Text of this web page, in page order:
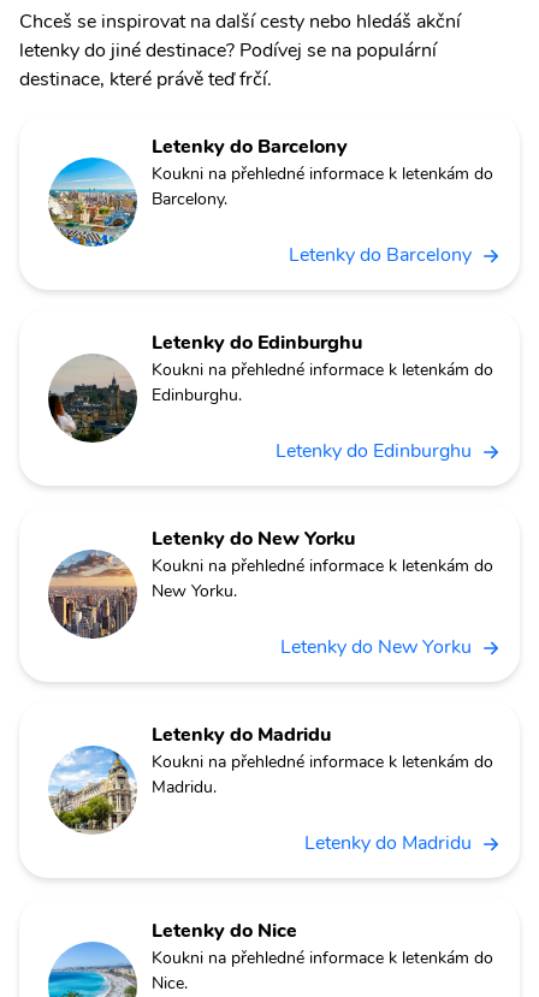
Chceš se inspirovat na další cesty nebo hledáš akční
letenky do jiné destinace? Podívej se na populární
destinace, které právě teď frčí.
Letenky do Barcelony
Koukni na přehledné informace k letenkám do
Barcelony.
Letenky do Barcelony
Letenky do Edinburghu
Koukni na přehledné informace k letenkám do
Edinburghu.
Letenky do Edinburghu
Letenky do New Yorku
Koukni na přehledné informace k letenkám do
New Yorku.
Letenky do New Yorku
Letenky do Madridu
Koukni na přehledné informace k letenkám do
Madridu.
Letenky do Madridu
Letenky do Nice
Koukni na přehledné informace k letenkám do
Nice.